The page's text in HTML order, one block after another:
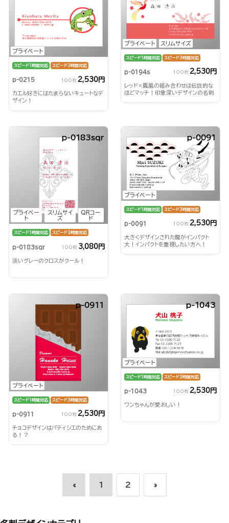
プライベート
スピード1時間対応 スピード3時間対応
p-0215 100枚 2,530円
カエル好きにはたまらないキュートなデ
ザイン！
プライベート スリムサイズ
スピード1時間対応 スピード3時間対応
p-0194s 100枚 2,530円
レッド×鳳凰の組み合わせは伝説的な
ほどマッチ！印象深いデザインの名刺
プライベー
ト
スリムサイ
ズ
QRコー
ド
p-0183sqr
スピード1時間対応 スピード3時間対応
p-0183sqr 100枚 3,080円
淡いグレーのクロスがクール！
プライベート
p-0091
スピード1時間対応 スピード3時間対応
p-0091 100枚 2,530円
大きくデザインされた龍がインパクト
大！インパクトを重視したい方へ！
プライベート
p-0911
スピード1時間対応 スピード3時間対応
p-0911 100枚 2,530円
チョコデザインはパティシエのためにあ
る！？
プライベート
p-1043
スピード1時間対応 スピード3時間対応
p-1043 100枚 2,530円
ワンちゃんが愛おしい！
« 1 2 »